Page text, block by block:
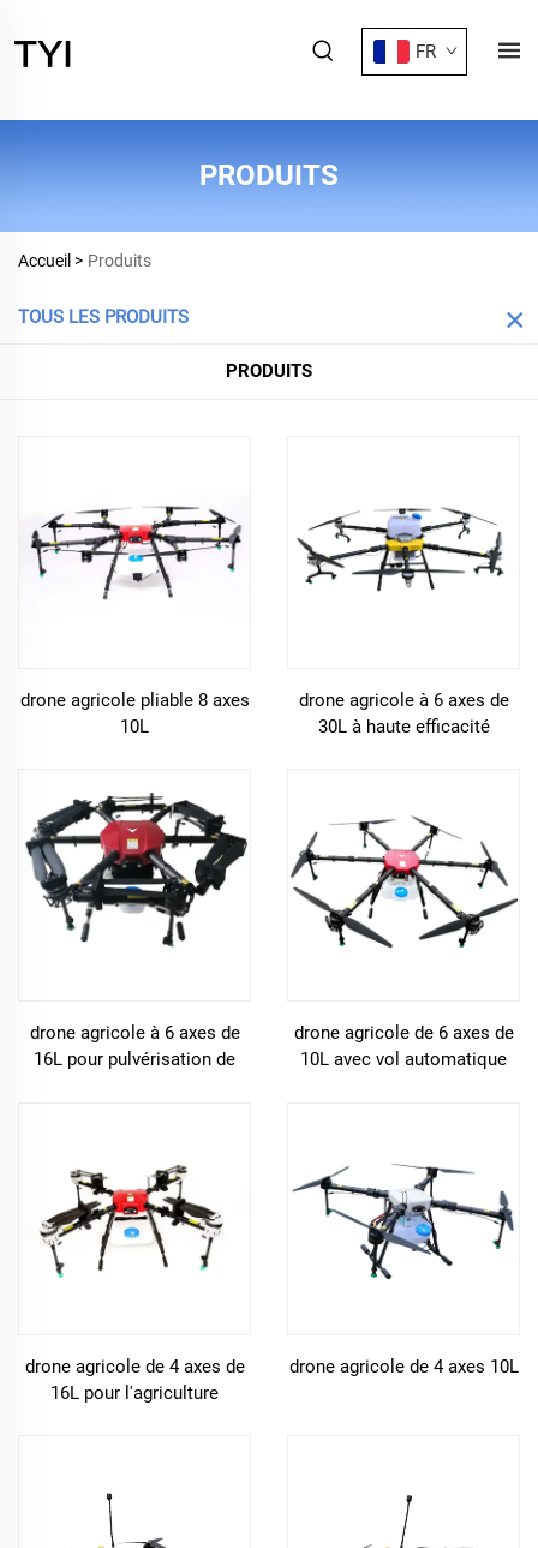
FR
PRODUITS
Accueil > Produits
TOUS LES PRODUITS
PRODUITS
drone agricole pliable 8 axes
10L
drone agricole à 6 axes de
30L à haute efficacité
drone agricole à 6 axes de
16L pour pulvérisation de
drone agricole de 6 axes de
10L avec vol automatique
drone agricole de 4 axes de
16L pour l'agriculture
drone agricole de 4 axes 10L